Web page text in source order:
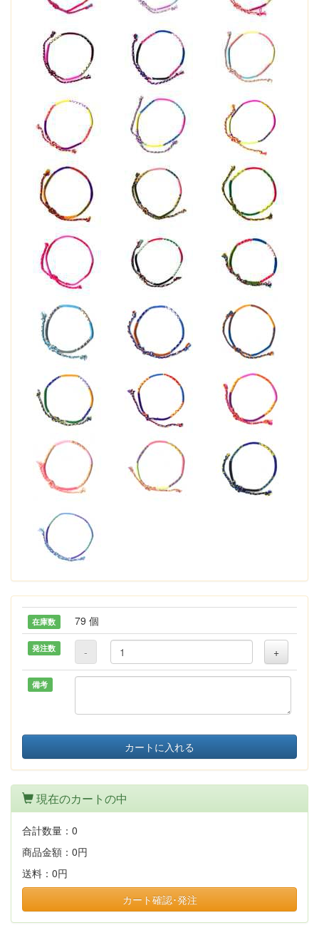
在庫数 79 個
発注数 - +
備考
カートに入れる
現在のカートの中
合計数量： 0
商品金額： 0円
送料： 0円
カート確認･発注